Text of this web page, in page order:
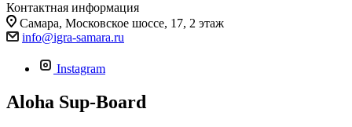
Контактная информация
Самара, Московское шоссе, 17, 2 этаж
info@igra-samara.ru
Instagram
Aloha Sup-Board